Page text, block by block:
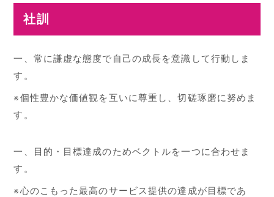
社訓
一、常に謙虚な態度で自己の成長を意識して行動しま
す。
※個性豊かな価値観を互いに尊重し、切磋琢磨に努めま
す。
一、目的・目標達成のためベクトルを一つに合わせま
す。
※心のこもった最高のサービス提供の達成が目標であ